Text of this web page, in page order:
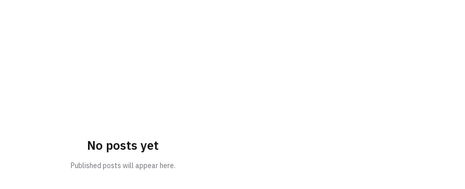
No posts yet
Published posts will appear here.